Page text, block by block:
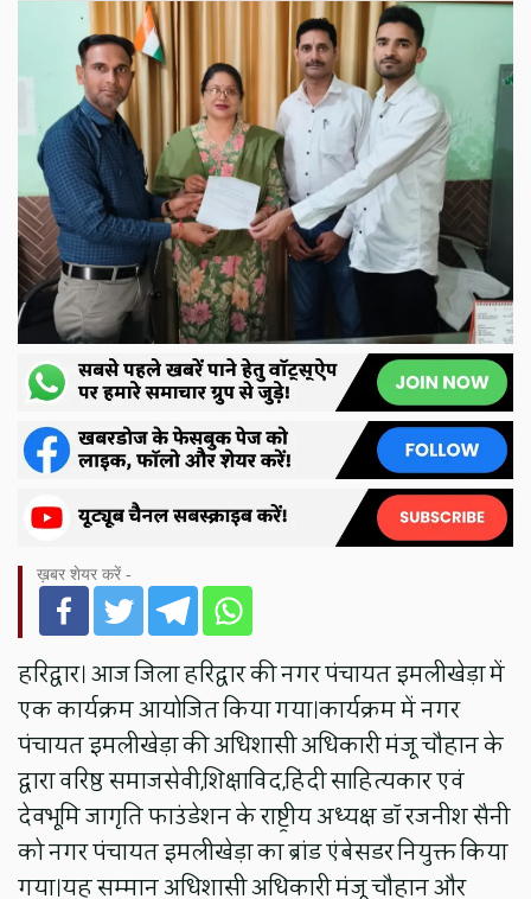
ख़बर शेयर करें -
हरिद्वार। आज जिला हरिद्वार की नगर पंचायत इमलीखेड़ा में
एक कार्यक्रम आयोजित किया गया।कार्यक्रम में नगर
पंचायत इमलीखेड़ा की अधिशासी अधिकारी मंजू चौहान के
द्वारा वरिष्ठ समाजसेवी,शिक्षाविद,हिंदी साहित्यकार एवं
देवभूमि जागृति फाउंडेशन के राष्ट्रीय अध्यक्ष डॉ रजनीश सैनी
को नगर पंचायत इमलीखेड़ा का ब्रांड एंबेसडर नियुक्त किया
गया।यह सम्मान अधिशासी अधिकारी मंजू चौहान और